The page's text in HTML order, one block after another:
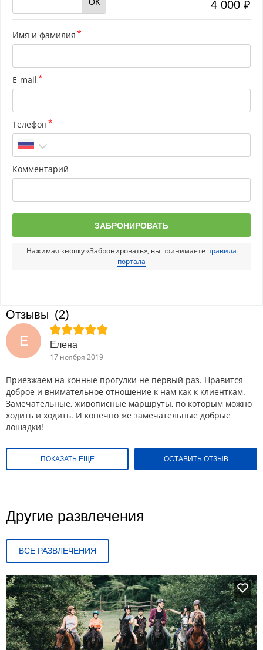
4 000 ₽
Имя и фамилия
E-mail
Телефон
Комментарий
Нажимая кнопку «Забронировать», вы принимаете правила
портала
Отзывы (2)
Е
Елена
17 ноября 2019
Приезжаем на конные прогулки не первый раз. Нравится
доброе и внимательное отношение к нам как к клиенткам.
Замечательные, живописные маршруты, по которым можно
ходить и ходить. И конечно же замечательные добрые
лошадки!
ПОКАЗАТЬ ЕЩЁ ОСТАВИТЬ ОТЗЫВ
Другие развлечения
ВСЕ РАЗВЛЕЧЕНИЯ